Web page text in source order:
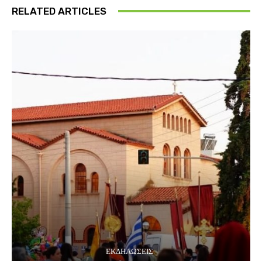
RELATED ARTICLES
ΕΚΔΗΛΏΣΕΙΣ